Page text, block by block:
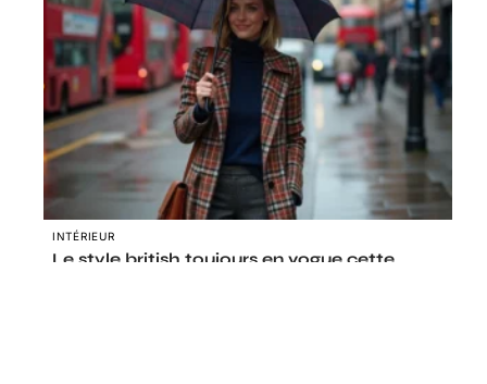
INTÉRIEUR
Le style british toujours en vogue cette